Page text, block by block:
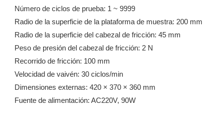
Número de ciclos de prueba: 1 ~ 9999
Radio de la superficie de la plataforma de muestra: 200 mm
Radio de la superficie del cabezal de fricción: 45 mm
Peso de presión del cabezal de fricción: 2 N
Recorrido de fricción: 100 mm
Velocidad de vaivén: 30 ciclos/min
Dimensiones externas: 420 × 370 × 360 mm
Fuente de alimentación: AC220V, 90W